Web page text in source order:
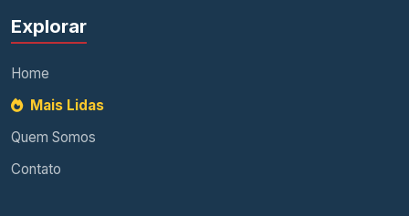
Explorar
Home
Mais Lidas
Quem Somos
Contato